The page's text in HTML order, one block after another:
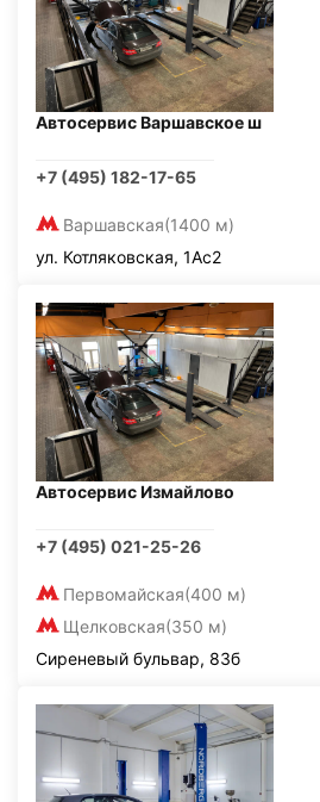
Автосервис Варшавское ш
+7 (495) 182-17-65
Варшавская(1400 м)
ул. Котляковская, 1Ас2
Автосервис Измайлово
+7 (495) 021-25-26
Первомайская(400 м)
Щелковская(350 м)
Сиреневый бульвар, 83б